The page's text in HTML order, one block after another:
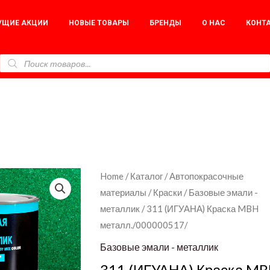
АКЦИИ НОВЫЕ ТОВАРЫ БРЕНДЫ О НАС
Home /Каталог /Автопокрасочные
материалы /Краски /Базовые эмали -
металлик / 311 (ИГУАНА) Краска MBH
металл./000000517/
Базовые эмали - металлик
311
(ИГУАНА)
Краска
MBH
металл./000000517/
quantity